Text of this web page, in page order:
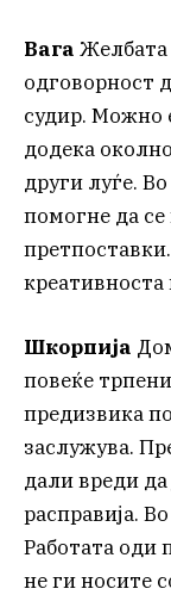
Вага Желбата
одговорност
судир. Можно
додека
други луѓе.
помогне да
Шкорпија
повеќе
предизвика
заслужува.
дали вреди да
расправија.
Работата оди
не ги носите